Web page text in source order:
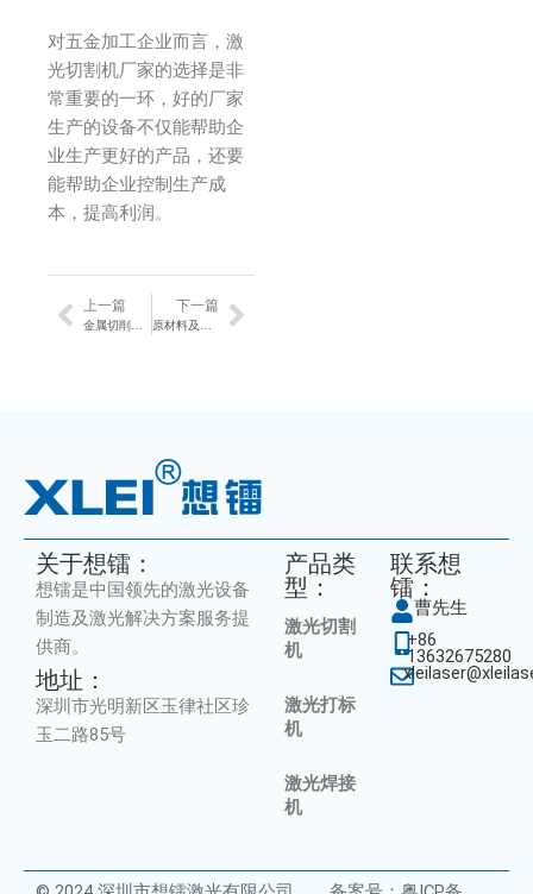
对五金加工企业而言，激
光切割机厂家的选择是非
常重要的一环，好的厂家
生产的设备不仅能帮助企
业生产更好的产品，还要
能帮助企业控制生产成
本，提高利润。
Prev
上一篇
金属切削应用方案
下一篇
原材料及成品解决方案 Next
关于想镭：
想镭是中国领先的激光设备
制造及激光解决方案服务提
供商。
地址：
深圳市光明新区玉律社区珍
玉二路85号
产品类
型：
激光切割
机
激光打标
机
激光焊接
机
联系想
镭：
曹先生
+86
13632675280